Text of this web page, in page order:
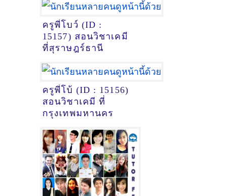
ครูพี่โบว์ (ID :
15157) สอนวิชาเคมี
ที่สุราษฎร์ธานี
ครูพี่โบ้ (ID : 15156)
สอนวิชาเคมี ที่
กรุงเทพมหานคร